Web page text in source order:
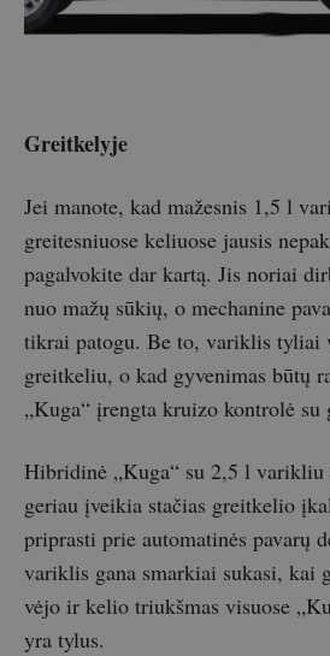
Greitkelyje
Jei manote, kad mažesnis 1,5 l
greitesniuose keliuose jausis
pagalvokite dar kartą. Jis noriai
nuo mažų sūkių, o mechanine
tikrai patogu. Be to, variklis tyliai
greitkeliu, o kad gyvenimas būtų
„Kuga“ įrengta kruizo kontrolė
Hibridinė „Kuga“ su 2,5 l
geriau įveikia stačias greitkelio
priprasti prie automatinės pavarų
variklis gana smarkiai sukasi, kai
vėjo ir kelio triukšmas visuose
yra tylus.